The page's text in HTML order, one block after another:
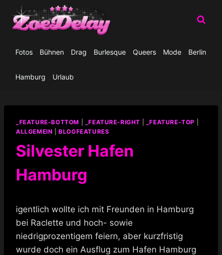
Inhalt
springen
Fotos Bühnen Drag Burlesque Queers Mode Berlin
Hamburg Urlaub
_FEATURE-BOTTOM _FEATURE-RIGHT _FEATURE-TOP
ALLGEMEIN |BLOGFEATURES
Silvester Hafen
Hamburg
igentlich wollte ich mit Freunden in Hamburg
bei Raclette und hoch- sowie
niedrigprozentigem feiern, aber kurzfristig
wurde doch ein Ausflug zum Hafen Hamburg